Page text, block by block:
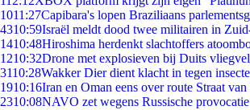
1011:27Capibara's lopen Braziliaans
4310:59Israël meldt dood twee militairen in
1410:48Hiroshima herdenkt slachtoffers
1210:32Drone met explosieven bij Duits
3110:28Wakker Dier dient klacht in tegen
1910:16Iran en Oman eens over route Straat
2310:08NAVO zet wegens Russische